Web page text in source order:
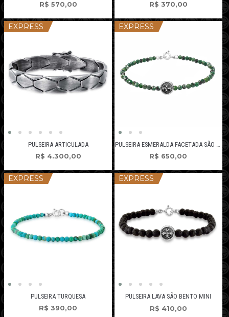
R$ 570,00
R$ 370,00
EXPRESS
PULSEIRA ARTICULADA
R$ 4.300,00
EXPRESS
R$ 650,00
EXPRESS
PULSEIRA TURQUESA
R$ 390,00
EXPRESS
PULSEIRA LAVA SÃO BENTO MINI
R$ 410,00